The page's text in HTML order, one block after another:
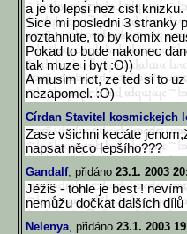
a je to lepsi nez cist knizku.
Sice mi posledni 3 stranky
roztahnute, to by komix
Pokad to bude nakonec
tak muze i byt :O))
A musim rict, ze ted si to
nezapomel. :O)
Círdan Stavitel kosmickejch
Zase všichni kecáte
napsat něco lepšího???
Gandalf, přidáno 23.1. 2003
Jéžiš - tohle je best !
nemůžu dočkat dalších
Nelenya, přidáno 23.1. 2003